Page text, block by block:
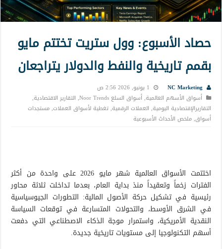
حصاد الأسبوع: وول ستريت تختتم مايو
بقمم تاريخية والنفط والدولار يتراجعان
NC Marketing
1 يونيو, 2026 2:56 ص
أسواق الأسهم العالمية,أسواق السلع Noor Trends , التقارير الاقتصادية,
التقاريرالإقتصادية اليومية, العملات الرقمية,تغطية لأسواق العملات,مستجدات
أسواق,ملخص الأحداث الأسبوعية
اختتمت الأسواق العالمية شهر مايو 2026 على واحدة من أكثر
الفترات زخماً وتعقيداً منذ بداية العام، بعدما تداخلت ثلاثة محاور
رئيسية في تشكيل حركة الأصول المالية: التطورات الجيوسياسية
في الشرق الأوسط، والتحولات المتسارعة في توقعات السياسة
النقدية الأمريكية، واستمرار موجة الذكاء الاصطناعي التي دفعت
أسهم التكنولوجيا إلى مستويات تاريخية جديدة.